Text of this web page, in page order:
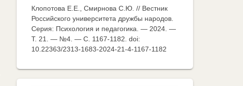
Клопотова Е.Е., Смирнова С.Ю. // Вестник
Российского университета дружбы народов.
Серия: Психология и педагогика. — 2024. —
Т. 21. — №4. — C. 1167-1182. doi:
10.22363/2313-1683-2024-21-4-1167-1182